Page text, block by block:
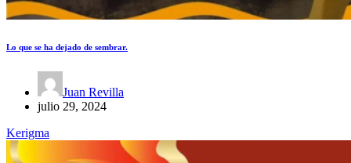
Lo que se ha dejado de sembrar.
Juan Revilla
julio 29, 2024
Kerigma